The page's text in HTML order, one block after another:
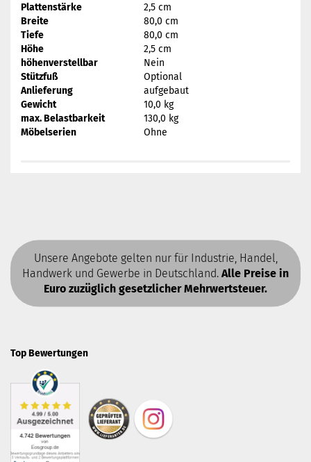
Plattenstärke
2,5 cm
Breite
80,0 cm
Tiefe
80,0 cm
Höhe
2,5 cm
höhenverstellbar
Nein
Stützfuß
Optional
Anlieferung
aufgebaut
Gewicht
10,0 kg
max. Belastbarkeit
130,0 kg
Möbelserien
Ohne
Unsere Angebote gelten nur für Industrie, Handel,
Handwerk und Gewerbe in Deutschland. Alle Preise in
Euro zuzüglich gesetzlicher Mehrwertsteuer.
Top Bewertungen